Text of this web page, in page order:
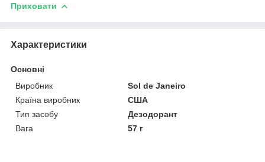
Приховати
Характеристики
Основні
Виробник
Sol de Janeiro
Країна виробник
США
Тип засобу
Дезодорант
Вага
57 г